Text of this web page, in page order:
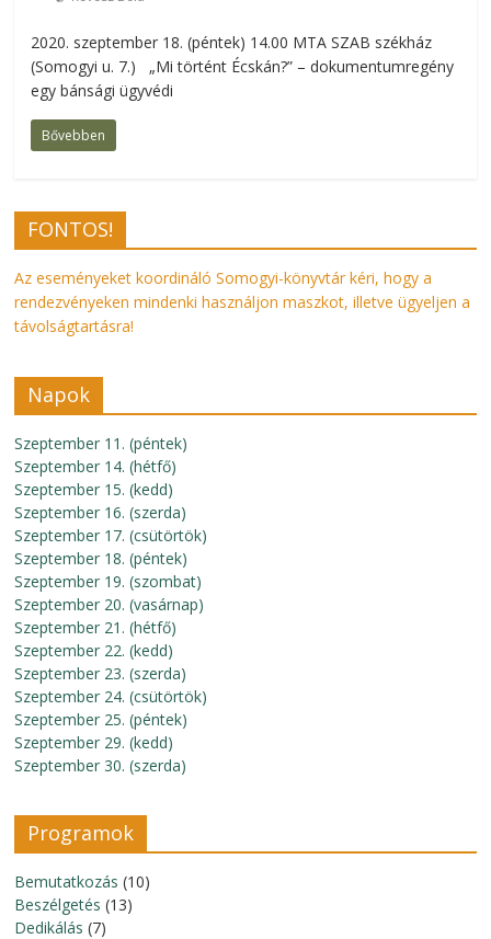
2020. szeptember 18. (péntek) 14.00 MTA SZAB székház
(Somogyi u. 7.) „Mi történt Écskán?” – dokumentumregény
egy bánsági ügyvédi
Bővebben
FONTOS!
Az eseményeket koordináló Somogyi-könyvtár kéri, hogy a
rendezvényeken mindenki használjon maszkot, illetve ügyeljen a
távolságtartásra!
Napok
Szeptember 11. (péntek)
Szeptember 14. (hétfő)
Szeptember 15. (kedd)
Szeptember 16. (szerda)
Szeptember 17. (csütörtök)
Szeptember 18. (péntek)
Szeptember 19. (szombat)
Szeptember 20. (vasárnap)
Szeptember 21. (hétfő)
Szeptember 22. (kedd)
Szeptember 23. (szerda)
Szeptember 24. (csütörtök)
Szeptember 25. (péntek)
Szeptember 29. (kedd)
Szeptember 30. (szerda)
Programok
Bemutatkozás (10)
Beszélgetés (13)
Dedikálás (7)